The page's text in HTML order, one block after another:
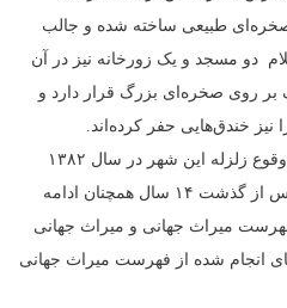
طبیعی ساخته شده و جالب
دو مسجد و یک زورخانه نیز در آن
روی صخره‌ای بزرگ قرار دارد و
خندق‌هایی حفر کرده‌اند.
بیش از نیمی از ارگ تاریخی بم با وقوع زلزله این شهر در سال ۱۳۸۲
تخریب شد. اما اکنون مرمت آن پس از گذشت ۱۴ سال همچنان ادامه
میراث جهانی و میراث جهانی
انجام شده از فهرست میراث جهانی